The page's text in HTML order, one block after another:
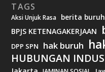
TAGS
Aksi Unjuk Rasa berita buruh
BPJS KETENAGAKERJAAN
DPP SPN hak buruh
HUBUNGAN